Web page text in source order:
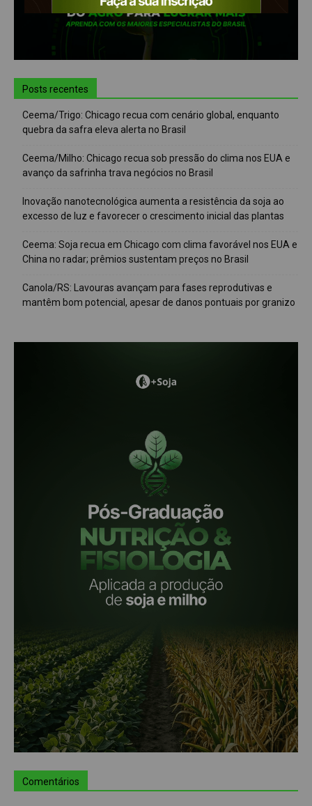
Posts recentes
Ceema/Trigo: Chicago recua com cenário global, enquanto
quebra da safra eleva alerta no Brasil
Ceema/Milho: Chicago recua sob pressão do clima nos EUA e
avanço da safrinha trava negócios no Brasil
Inovação nanotecnológica aumenta a resistência da soja ao
excesso de luz e favorecer o crescimento inicial das plantas
Ceema: Soja recua em Chicago com clima favorável nos EUA e
China no radar; prêmios sustentam preços no Brasil
Canola/RS: Lavouras avançam para fases reprodutivas e
mantêm bom potencial, apesar de danos pontuais por granizo
Comentários